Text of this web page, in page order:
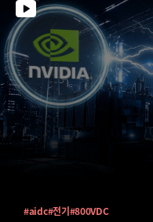
#aidc#전기#800VDC